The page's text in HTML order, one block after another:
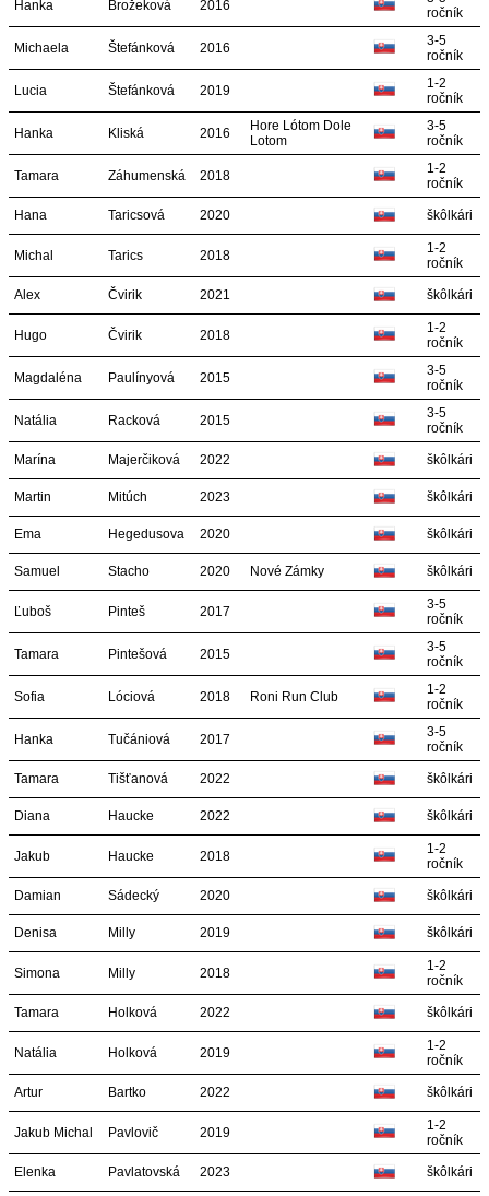
Hanka Brožeková 2016
ročník
Michaela Štefánková 2016
3-5
ročník
Lucia Štefánková 2019
1-2
ročník
Hanka Kliská 2016
Hore Lótom Dole
Lotom
3-5
ročník
Tamara Záhumenská 2018
1-2
ročník
Hana Taricsová 2020 škôlkári
Michal Tarics 2018
1-2
ročník
Alex Čvirik 2021 škôlkári
Hugo Čvirik 2018
1-2
ročník
Magdaléna Paulínyová 2015
3-5
ročník
Natália Racková 2015
3-5
ročník
Marína Majerčiková 2022 škôlkári
Martin Mitúch 2023 škôlkári
Ema Hegedusova 2020 škôlkári
Samuel Stacho 2020 Nové Zámky škôlkári
Ľuboš Pinteš 2017
3-5
ročník
Tamara Pintešová 2015
3-5
ročník
Sofia Lóciová 2018 Roni Run Club
1-2
ročník
Hanka Tučániová 2017
3-5
ročník
Tamara Tišťanová 2022 škôlkári
Diana Haucke 2022 škôlkári
Jakub Haucke 2018
1-2
ročník
Damian Sádecký 2020 škôlkári
Denisa Milly 2019 škôlkári
Simona Milly 2018
1-2
ročník
Tamara Holková 2022 škôlkári
Natália Holková 2019
1-2
ročník
Artur Bartko 2022 škôlkári
Jakub Michal Pavlovič 2019
1-2
ročník
Elenka Pavlatovská 2023 škôlkári